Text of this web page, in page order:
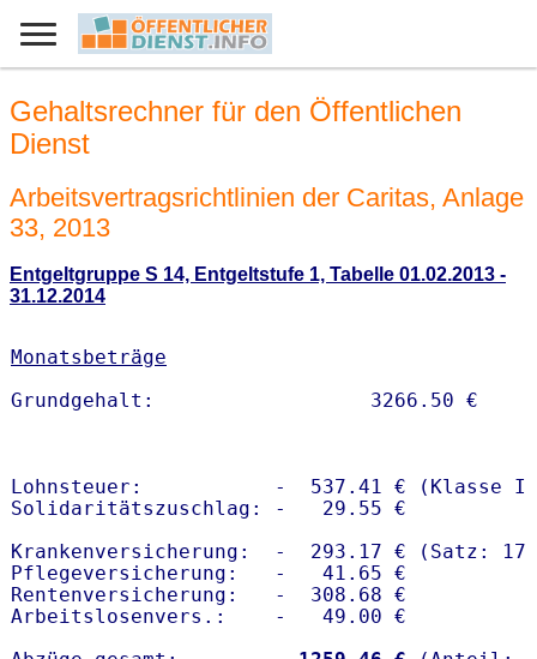
Gehaltsrechner für den Öffentlichen
Dienst
Arbeitsvertragsrichtlinien der Caritas, Anlage
33, 2013
Entgeltgruppe S 14, Entgeltstufe 1, Tabelle 01.02.2013 -
31.12.2014
Monatsbeträge
Lohnsteuer:           -  537.41 € (Klasse I)
Solidaritätszuschlag: -   29.55 €
Krankenversicherung:  -  293.17 € (Satz:
Pflegeversicherung:   -   41.65 €
Rentenversicherung:   -  308.68 €
Arbeitslosenvers.:    -   49.00 €